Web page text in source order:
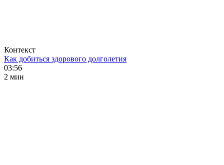
Контекст
Как добиться здорового долголетия
03:56
2 мин